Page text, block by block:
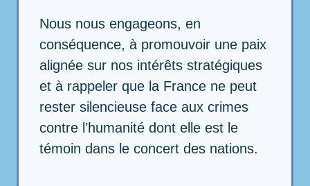
Nous nous engageons, en
conséquence, à promouvoir une paix
alignée sur nos intérêts stratégiques
et à rappeler que la France ne peut
rester silencieuse face aux crimes
contre l’humanité dont elle est le
témoin dans le concert des nations.